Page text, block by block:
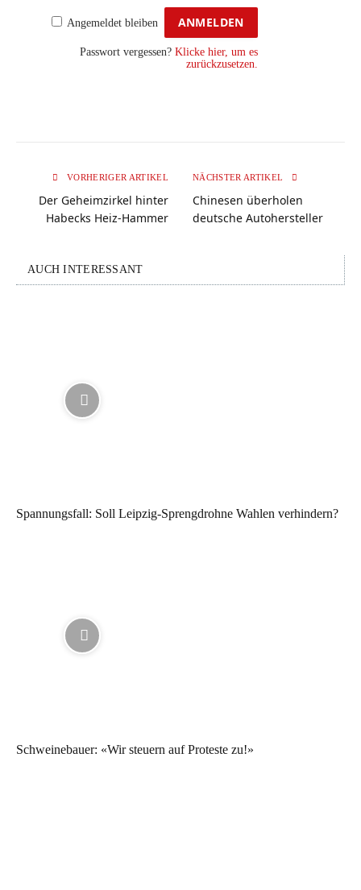
Angemeldet bleiben
Passwort vergessen? Klicke hier, um es
zurückzusetzen.
VORHERIGER ARTIKEL
Der Geheimzirkel hinter
Habecks Heiz-Hammer
NÄCHSTER ARTIKEL
Chinesen überholen
deutsche Autohersteller
AUCH INTERESSANT
Spannungsfall: Soll Leipzig-Sprengdrohne Wahlen verhindern?
Schweinebauer: «Wir steuern auf Proteste zu!»